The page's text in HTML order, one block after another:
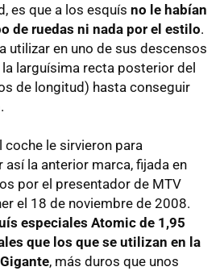
es que a los esquís no le habían
de ruedas ni nada por el estilo.
utilizar en uno de sus descensos
larguísima recta posterior del
de longitud) hasta conseguir
.
le sirvieron para
así la anterior marca, fijada en
por el presentador de MTV
el 18 de noviembre de 2008.
especiales Atomic de 1,95
que los que se utilizan en la
, más duros que unos